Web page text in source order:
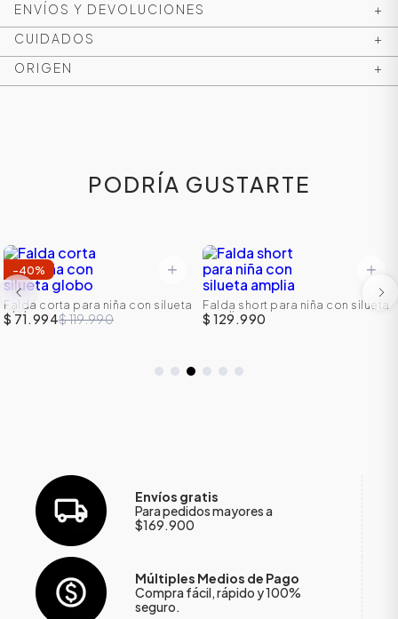
ENVÍOS Y DEVOLUCIONES
+
CUIDADOS
+
ORIGEN
+
PODRÍA GUSTARTE
-40%
Falda corta para niña con silueta
globo
$ 71.994$ 119.990
Falda short para niña con silueta
amplia
$ 129.990
Envíos gratis
Para pedidos mayores a
$169.900
Múltiples Medios de Pago
Compra fácil, rápido y 100%
seguro.